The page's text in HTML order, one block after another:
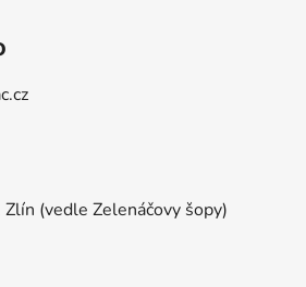
(vedle Zelenáčovy šopy)